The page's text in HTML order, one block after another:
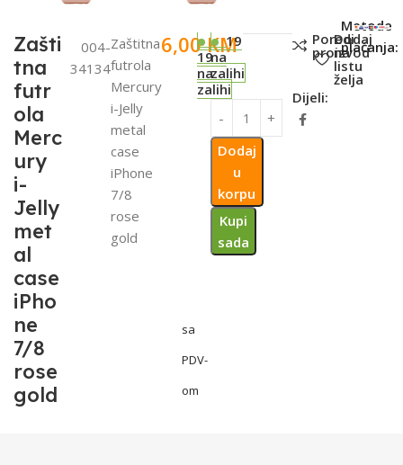
Zašti
tna
futr
ola
Merc
ury
i-
Jelly
met
al
case
iPho
ne
7/8
rose
gold
004-
34134
Zaštitna
futrola
Mercury
i-Jelly
metal
case
iPhone
7/8
rose
gold
6,00KM
sa
PDV-
om
19
na
zalihi
19
na
zalihi
Dodaj
u
korpu
Kupi
sada
Poredi
proizvod
Dodaj
na
listu
želja
Dijeli:
Metode
plaćanja: